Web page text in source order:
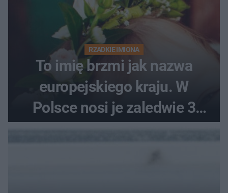
RZADKIE IMIONA
To imię brzmi jak nazwa
europejskiego kraju. W
Polsce nosi je zaledwie 3
kobiety